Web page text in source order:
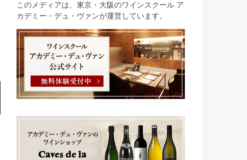
このメディアは、東京・大阪のワインスクール ア
カデミー・デュ・ヴァンが運営しています。